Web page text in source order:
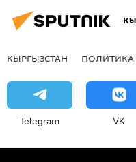
КЫРГЫЗСТАН ПОЛИТИКА
Telegram VK